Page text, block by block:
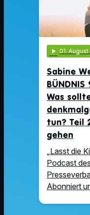
play_arrow 01.
Sabine
BÜNDNIS
Was
tun? Teil
gehen
„Lasst die
Podcast
Abonniert